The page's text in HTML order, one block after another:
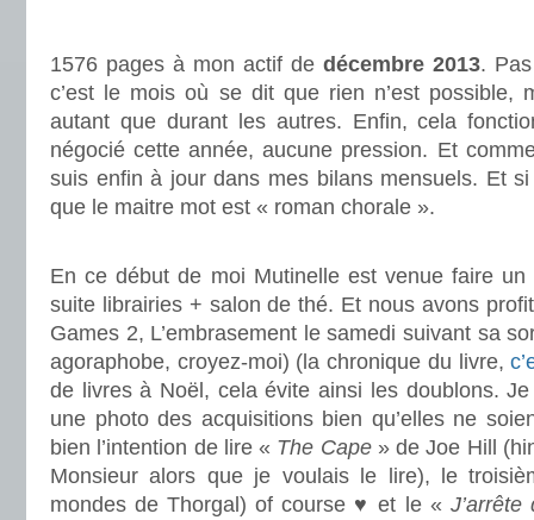
1576 pages à mon actif de décembre 2013.
c’est le mois où se dit que rien n’est possible,
autant que durant les autres. Enfin, cela
négocié cette année, aucune pression. Et
suis enfin à jour dans mes bilans mensuels. Et
que le maitre mot est « roman chorale ».
En ce début de moi Mutinelle est venue faire
suite librairies + salon de thé. Et nous avons
Games 2, L’embrasement le samedi suivant sa
agoraphobe, croyez-moi) (la chronique du livre,
de livres à Noël, cela évite ainsi les doublons.
une photo des acquisitions bien qu’elles ne
bien l’intention de lire « The Cape» de Joe Hill
Monsieur alors que je voulais le lire), le
mondes de Thorgal) of course ♥ et le «